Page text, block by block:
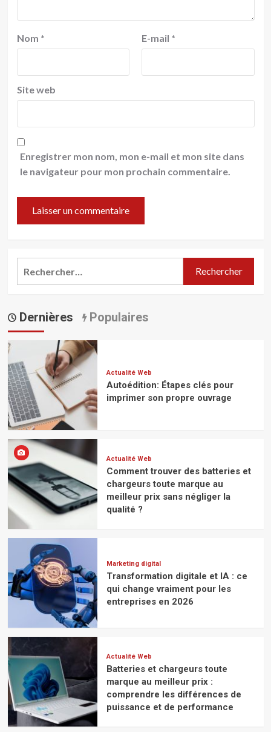
Nom * E-mail *
Site web
Enregistrer mon nom, mon e-mail et mon site dans
le navigateur pour mon prochain commentaire.
Dernières Populaires
Actualité Web
Autoédition: Étapes clés pour
imprimer son propre ouvrage
Actualité Web
Comment trouver des batteries et
chargeurs toute marque au
meilleur prix sans négliger la
qualité ?
Marketing digital
Transformation digitale et IA : ce
qui change vraiment pour les
entreprises en 2026
Actualité Web
Batteries et chargeurs toute
marque au meilleur prix :
comprendre les différences de
puissance et de performance